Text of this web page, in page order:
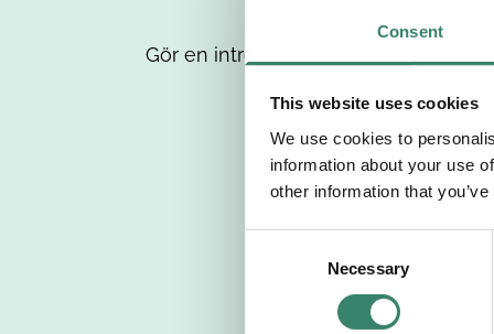
Consent
This website uses cookies
We use cookies to
information about your use
other information that
Necessary
Gör en intresseanmälan så